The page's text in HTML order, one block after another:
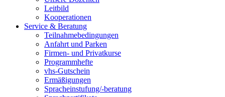
Leitbild
Kooperationen
Service & Beratung
Teilnahmebedingungen
Anfahrt und Parken
Firmen- und Privatkurse
Programmhefte
vhs-Gutschein
Ermäßigungen
Spracheinstufung/-beratung